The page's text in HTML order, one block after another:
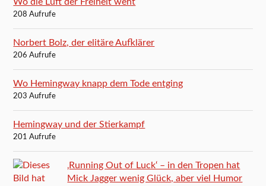
208 Aufrufe
Norbert Bolz, der elitäre Aufklärer
206 Aufrufe
Wo Hemingway knapp dem Tode entging
203 Aufrufe
Hemingway und der Stierkampf
201 Aufrufe
‚Running Out of Luck‘ – in den Tropen hat
Mick Jagger wenig Glück, aber viel Humor